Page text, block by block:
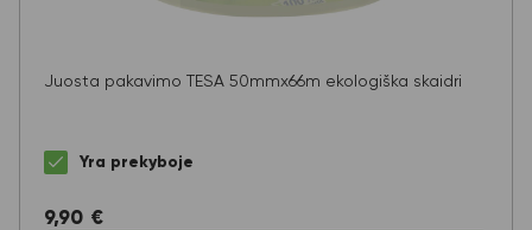
Juosta pakavimo TESA 50mmx66m ekologiška skaidri
Yra prekyboje
9,90 €